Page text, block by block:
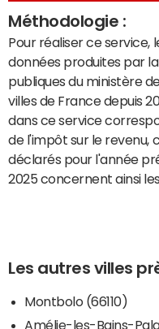
Méthodologie :
Pour réaliser ce service,
données produites par
publiques du ministère
villes de France depuis
dans ce service
de l'impôt sur le revenu,
déclarés pour l'année
2025 concernent ainsi
Les autres villes
Montbolo (66110)
Amélie-les-Bains-